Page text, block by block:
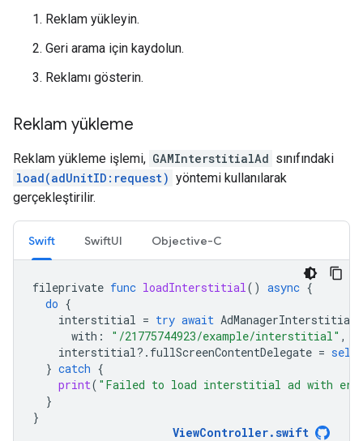
Reklam yükleyin.
Geri arama için kaydolun.
Reklamı gösterin.
Reklam yükleme
Reklam yükleme işlemi, GAMInterstitialAd sınıfındaki
load(adUnitID:request) yöntemi kullanılarak
gerçekleştirilir.
Swift SwiftUI Objective-C
fileprivate func loadInterstitial() async {
do {
interstitial = try await
with : "/21775744923/example/interstitial" ,
interstitial?. fullScreenContentDelegate = self
} catch {
print( "Failed to load interstitial ad with
}
}
ViewController.swift